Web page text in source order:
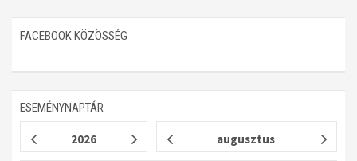
FACEBOOK KÖZÖSSÉG
ESEMÉNYNAPTÁR
2026 augusztus